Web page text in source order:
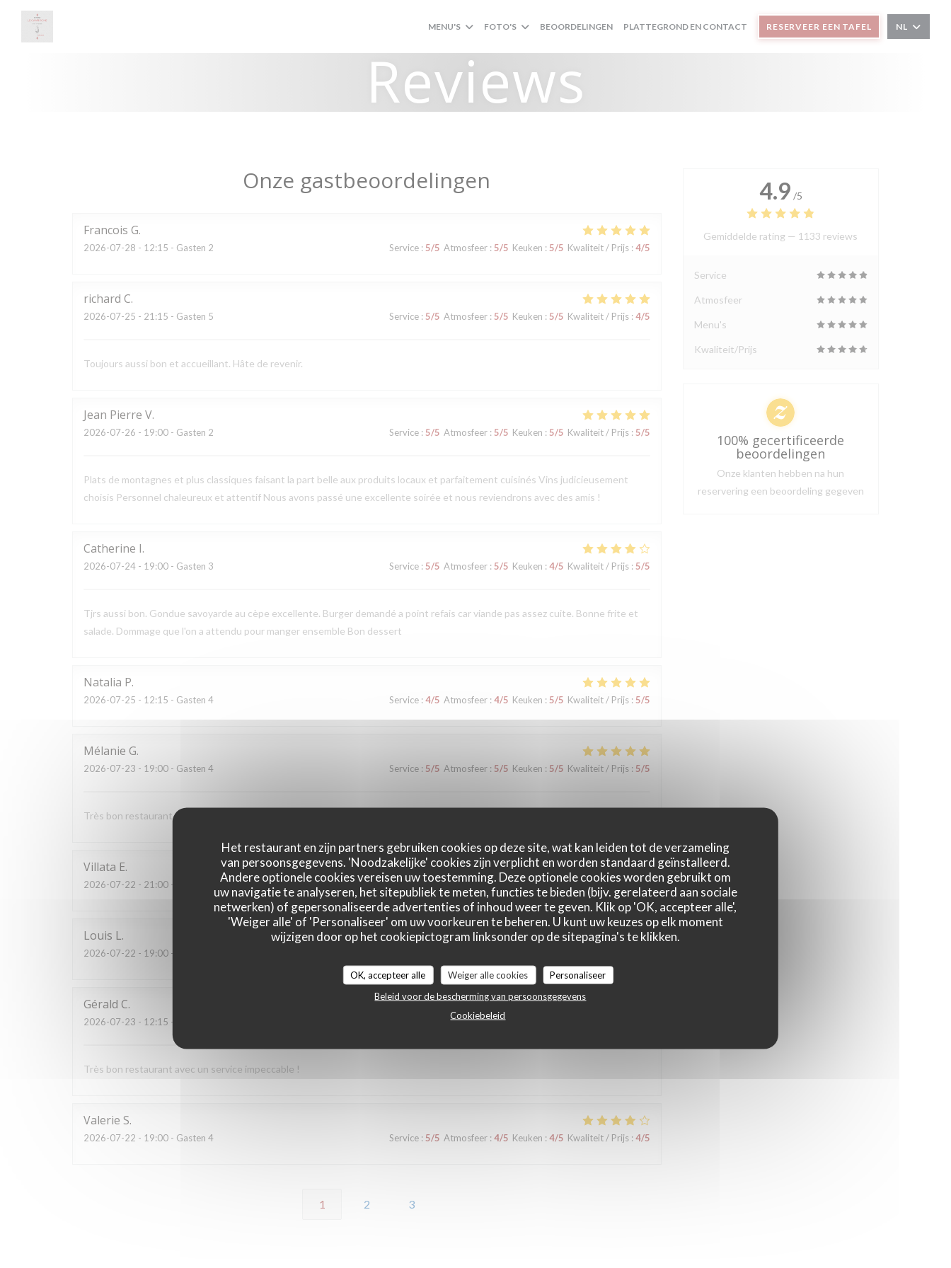
Cookies beheer paneel
Het restaurant en zijn partners gebruiken cookies op deze site, wat kan leiden tot de verzameling
van persoonsgegevens. 'Noodzakelijke' cookies zijn verplicht en worden standaard geïnstalleerd.
Andere optionele cookies vereisen uw toestemming. Deze optionele cookies worden gebruikt om
uw navigatie te analyseren, het sitepubliek te meten, functies te bieden (bijv. gerelateerd aan sociale
netwerken) of gepersonaliseerde advertenties of inhoud weer te geven. Klik op 'OK, accepteer alle',
'Weiger alle' of 'Personaliseer' om uw voorkeuren te beheren. U kunt uw keuzes op elk moment
wijzigen door op het cookiepictogram linksonder op de sitepagina's te klikken.
OK, accepteer alle Weiger alle cookies
Personaliseer
Beleid voor de bescherming van persoonsgegevens
Cookiebeleid
MENU'S FOTO'S BEOORDELINGEN PLATTEGROND EN CONTACT RESERVEER EEN TAFEL NL
Reviews
Onze gastbeoordelingen
Francois G
2026-07-28 - 12:15 - Gasten 2 Service: 5/5 Atmosfeer: 5/5 Keuken : 5/5 Kwaliteit / Prijs: 4/5
richard C
2026-07-25 - 21:15 - Gasten 5 Service: 5/5 Atmosfeer: 5/5 Keuken : 5/5 Kwaliteit / Prijs: 4/5
Toujours aussi bon et accueillant. Hâte de revenir.
Jean Pierre V
2026-07-26 - 19:00 - Gasten 2 Service: 5/5 Atmosfeer: 5/5 Keuken : 5/5 Kwaliteit / Prijs: 5/5
Plats de montagnes et plus classiques faisant la part belle aux produits locaux et parfaitement cuisinés Vins judicieusement
choisis Personnel chaleureux et attentif Nous avons passé une excellente soirée et nous reviendrons avec des amis !
Catherine I
2026-07-24 - 19:00 - Gasten 3 Service: 5/5 Atmosfeer: 5/5 Keuken : 4/5 Kwaliteit / Prijs: 5/5
Tjrs aussi bon. Gondue savoyarde au cèpe excellente. Burger demandé a point refais car viande pas assez cuite. Bonne frite et
salade. Dommage que l'on a attendu pour manger ensemble Bon dessert
Natalia P
2026-07-25 - 12:15 - Gasten 4 Service: 4/5 Atmosfeer: 4/5 Keuken : 5/5 Kwaliteit / Prijs: 5/5
Mélanie G
2026-07-23 - 19:00 - Gasten 4 Service: 5/5 Atmosfeer: 5/5 Keuken : 5/5 Kwaliteit / Prijs: 5/5
Très bon restaurant, du choix, du personnel accueillant et de bons produits. On s'est régalé !
Villata E
2026-07-22 - 21:00 - Gasten 2 Service: 5/5 Atmosfeer: 5 /5 Keuken: 4/5 Kwaliteit / Prijs: 4/5
Louis L
2026-07-22 - 19:00 - Gasten 3
Gérald C
2026-07-23 - 12:15 - Gasten 3 Atmosfeer:5/5
Très bon restaurant avec un service impeccable !
Valerie S
2026-07-22 - 19:00 - Gasten 4 Service: 5/5 Atmosfeer: 4/5 Keuken : 4/5 Kwaliteit / Prijs: 4/5
1 2 3
4.9 /5
Gemiddelde rating — 1133 reviews
Service
Atmosfeer
Menu's
Kwaliteit/Prijs
100% gecertificeerde
beoordelingen
Onze klanten hebben na hun
reservering een beoordeling gegeven